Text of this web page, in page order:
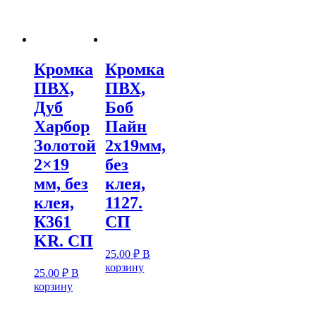
Кромка
ПВХ,
Дуб
Харбор
Золотой
2×19
мм, без
клея,
К361
KR. СП
25.00 ₽ В
корзину
Кромка
ПВХ,
Боб
Пайн
2х19мм,
без
клея,
1127.
СП
25.00₽ В
корзину